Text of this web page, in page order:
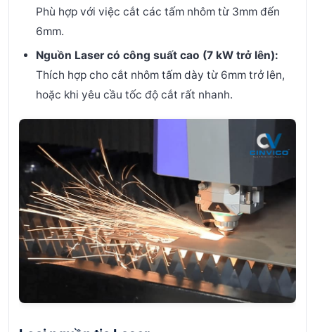
Phù hợp với việc cắt các tấm nhôm từ 3mm đến
6mm.
Nguồn Laser có công suất cao (7 kW trở lên):
Thích hợp cho cắt nhôm tấm dày từ 6mm trở lên,
hoặc khi yêu cầu tốc độ cắt rất nhanh.